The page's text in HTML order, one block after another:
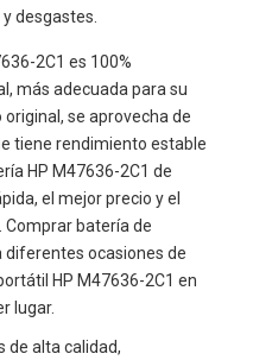
desgastes.
2C1 es 100%
más adecuada para su
se aprovecha de
tiene rendimiento estable
HP M47636-2C1 de
el mejor precio y el
batería de
diferentes ocasiones de
HP M47636-2C1 en
lugar.
de alta calidad,